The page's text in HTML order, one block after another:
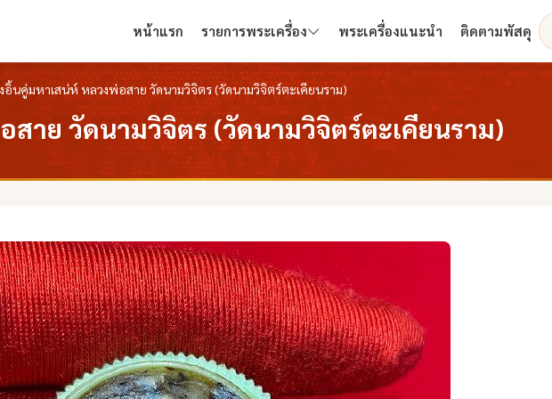
หน้าแรก รายการพระเครื่อง พระเครื่องแนะนำ ติดตามพัสดุ
อิ้นคู่มหาเสน่ห์ หลวงพ่อสาย วัดนามวิจิตร (วัดนามวิจิตร์ตะเคียนราม)
าย วัดนามวิจิตร (วัดนามวิจิตร์ตะเคียนราม)